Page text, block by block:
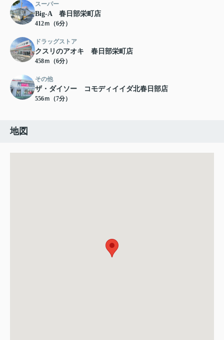
スーパー
Big-A 春日部栄町店
412ｍ（6分）
ドラッグストア
クスリのアオキ 春日部栄町店
458ｍ（6分）
その他
ザ・ダイソー コモディイイダ北春日部店
556ｍ（7分）
地図